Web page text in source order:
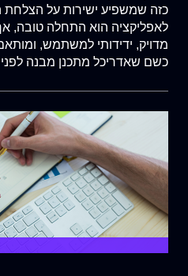
כזה שמשפיע ישירות על הצלחת
לאפליקציה הוא התחלה טובה, אך
מדויק, ידידותי למשתמש,
כשם שאדריכל מתכנן מבנה לפני